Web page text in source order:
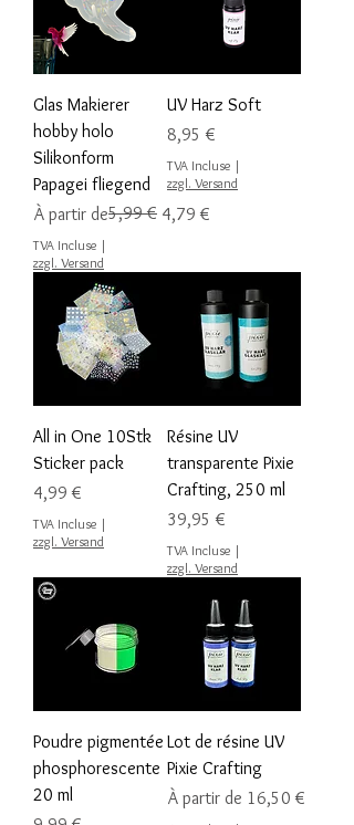
Glas Makierer
hobby holo
Silikonform
Papagei fliegend
À partir de
Prix original5,99 € 4,79 €
Prix promotionnel
TVA Incluse |
zzgl. Versand
UV Harz Soft
Prix
8,95 €
TVA Incluse |
zzgl. Versand
All in One 10Stk
Sticker pack
Prix
4,99 €
TVA Incluse |
zzgl. Versand
Résine UV
transparente Pixie
Crafting, 250 ml
Prix
39,95 €
TVA Incluse |
zzgl. Versand
Poudre pigmentée
phosphorescente
20 ml
Lot de résine UV
Pixie Crafting
À partir de 16,50 €
Prix promotionnel